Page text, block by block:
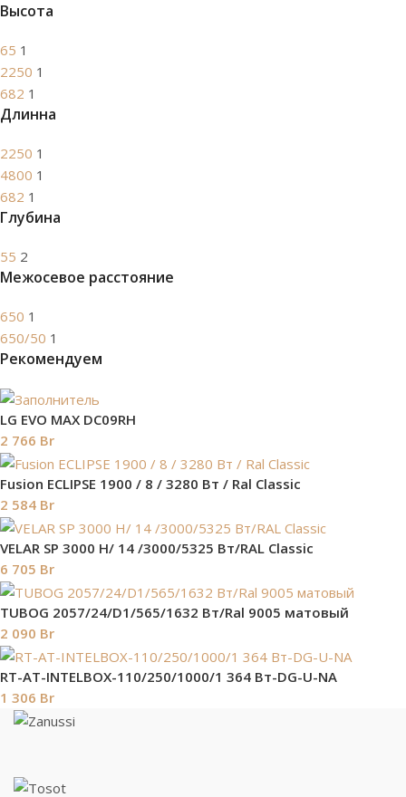
Высота
65 1
2250 1
682 1
Длинна
2250 1
4800 1
682 1
Глубина
55 2
Межосевое расстояние
650 1
650/50 1
Рекомендуем
LG EVO MAX DC09RH
2 766 Br
Fusion ECLIPSE 1900 / 8 / 3280 Вт / Ral Classic
2 584 Br
VELAR SP 3000 H/ 14 /3000/5325 Вт/RAL Classic
6 705 Br
TUBOG 2057/24/D1/565/1632 Вт/Ral 9005 матовый
2 090 Br
RT-AT-INTELBOX-110/250/1000/1 364 Вт-DG-U-NA
1 306 Br